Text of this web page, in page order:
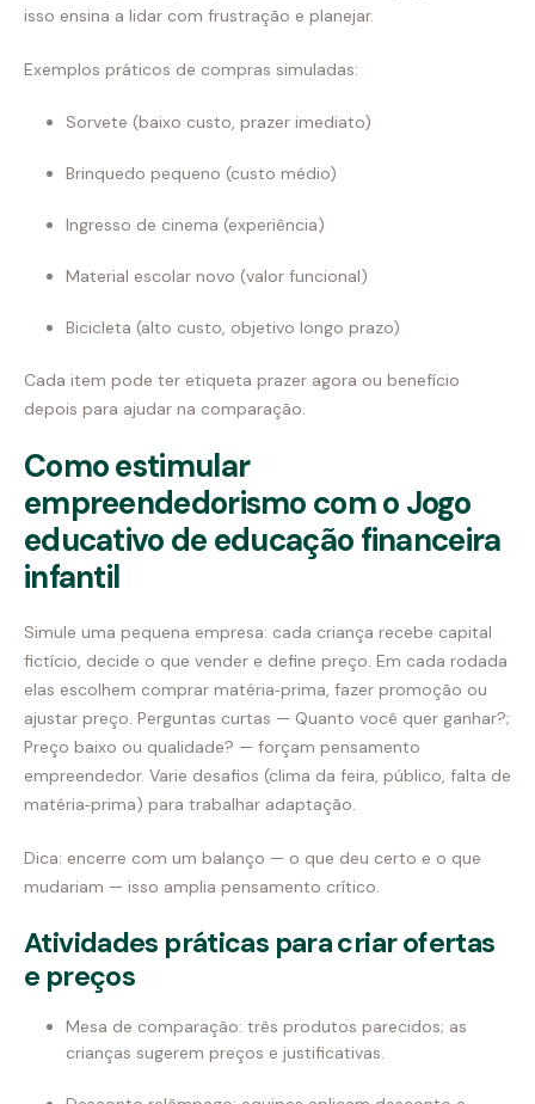
isso ensina a lidar com frustração e planejar.
Exemplos práticos de compras simuladas:
Sorvete (baixo custo, prazer imediato)
Brinquedo pequeno (custo médio)
Ingresso de cinema (experiência)
Material escolar novo (valor funcional)
Bicicleta (alto custo, objetivo longo prazo)
Cada item pode ter etiqueta prazer agora ou benefício
depois para ajudar na comparação.
Como estimular
empreendedorismo com o Jogo
educativo de educação financeira
infantil
Simule uma pequena empresa: cada criança recebe capital
fictício, decide o que vender e define preço. Em cada rodada
elas escolhem comprar matéria‑prima, fazer promoção ou
ajustar preço. Perguntas curtas — Quanto você quer ganhar?;
Preço baixo ou qualidade? — forçam pensamento
empreendedor. Varie desafios (clima da feira, público, falta de
matéria‑prima) para trabalhar adaptação.
Dica: encerre com um balanço — o que deu certo e o que
mudariam — isso amplia pensamento crítico.
Atividades práticas para criar ofertas
e preços
Mesa de comparação: três produtos parecidos; as
crianças sugerem preços e justificativas.